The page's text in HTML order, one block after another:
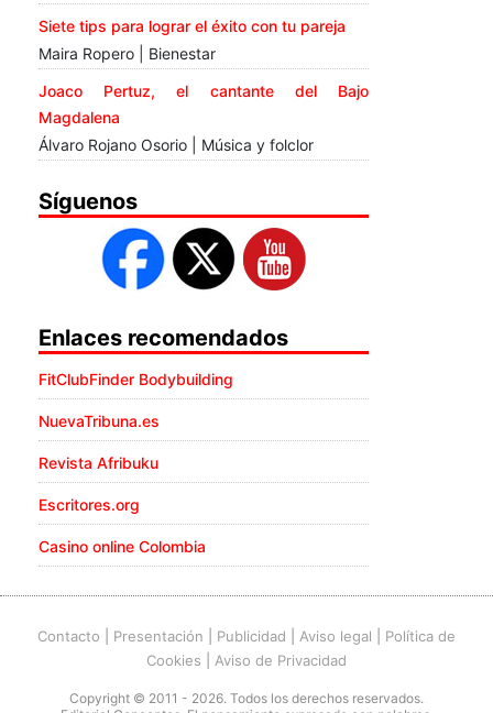
Siete tips para lograr el éxito con tu pareja
Maira Ropero | Bienestar
Joaco Pertuz, el cantante del Bajo
Magdalena
Álvaro Rojano Osorio | Música y folclor
Síguenos
Enlaces recomendados
FitClubFinder Bodybuilding
NuevaTribuna.es
Revista Afribuku
Escritores.org
Casino online Colombia
Contacto Presentación Publicidad Aviso legal
Política de
Cookies
Aviso de Privacidad
Copyright © 2011 - 2026. Todos los derechos reservados.